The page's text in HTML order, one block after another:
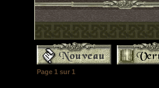
Page 1 sur 1